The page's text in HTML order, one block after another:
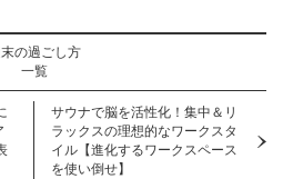
の過ごし方
一覧
サウナで脳を活性化！集中＆リ
ラックスの理想的なワークスタ
イル【進化するワークスペース
を使い倒せ】